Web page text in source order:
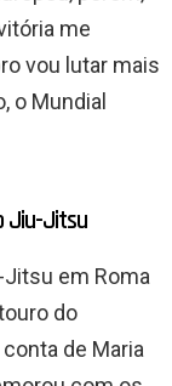
me
vou lutar mais
o Mundial
Jiu-Jitsu
em Roma
do
de Maria